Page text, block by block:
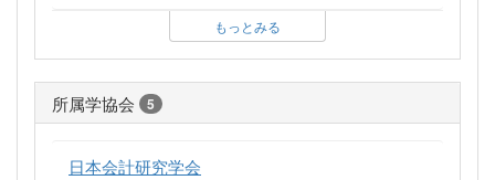
もっとみる
所属学協会 5
日本会計研究学会